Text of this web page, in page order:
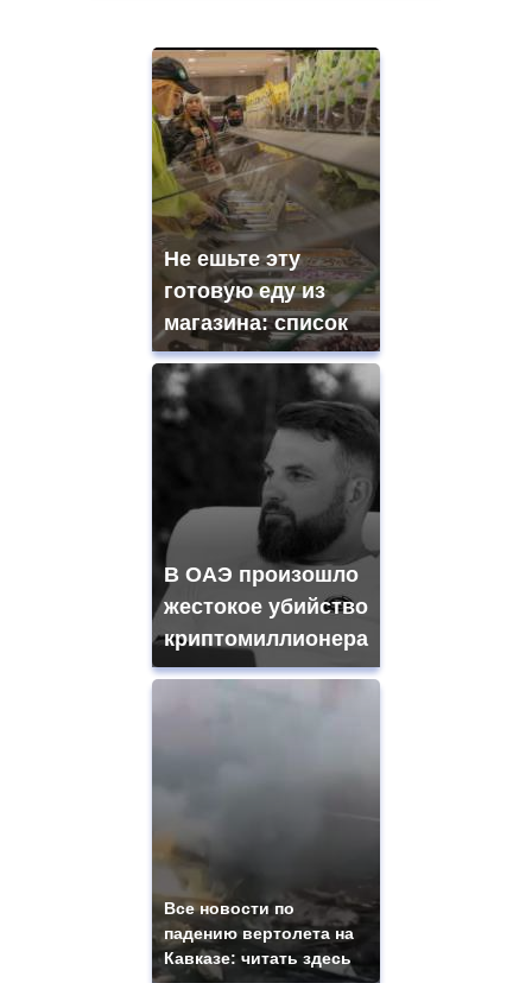
Не ешьте эту
готовую еду из
магазина: список
В ОАЭ произошло
жестокое убийство
криптомиллионера
Все новости по
падению вертолета на
Кавказе: читать здесь